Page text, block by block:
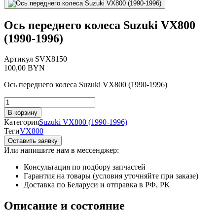
Ось переднего колеса Suzuki VX800
(1990-1996)
Артикул SVX8150
100,00 BYN
Ось переднего колеса Suzuki VX800 (1990-1996)
Количество
товара
Ось
переднего
колеса
Suzuki
VX800
(1990-
В корзину
КатегорияSuzuki VX800 (1990-1996)
ТегиVX800
Оставить заявку
Или напишите нам в мессенджер:
Консультация по подбору запчастей
Гарантия на товары (условия уточняйте при заказе)
Доставка по Беларуси и отправка в РФ, РК
Описание и состояние